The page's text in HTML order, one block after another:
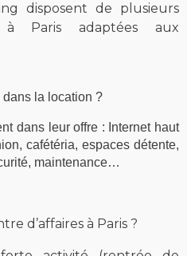
disposent de plusieurs
à Paris adaptées aux
la location ?
dans leuroffre : Internet haut
cafétéria,espaces détente,
maintenance…
d’affaires à Paris ?